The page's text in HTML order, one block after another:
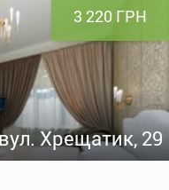
3 220 ГРН
Хрещатик, 29